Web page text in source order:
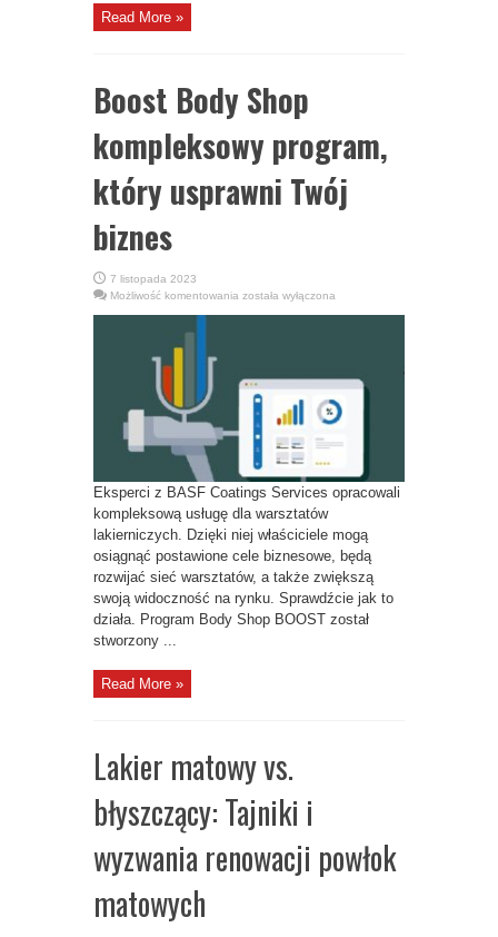
Read More »
Boost Body Shop
kompleksowy program,
który usprawni Twój
biznes
7 listopada 2023
Możliwość komentowania Boost
Shop
Twój
biznes
została wyłączona
Eksperci z BASF Coatings Services opracowali
kompleksową usługę dla warsztatów
lakierniczych. Dzięki niej właściciele mogą
osiągnąć postawione cele biznesowe, będą
rozwijać sieć warsztatów, a także zwiększą
swoją widoczność na rynku. Sprawdźcie jak to
działa. Program Body Shop BOOST został
stworzony ...
Read More »
Lakier matowy vs.
błyszczący: Tajniki i
wyzwania renowacji powłok
matowych